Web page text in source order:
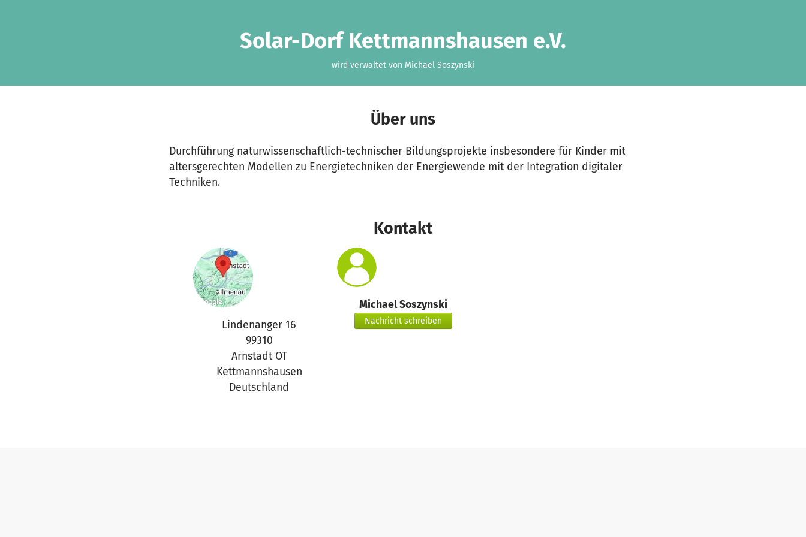
Solar-Dorf Kettmannshausen e.V.
wird verwaltet von Michael Soszynski
Über uns
Durchführung naturwissenschaftlich-technischer Bildungsprojekte insbesondere für Kinder mit
altersgerechten Modellen zu Energietechniken der Energiewende mit der Integration digitaler
Techniken.
Kontakt
Lindenanger 16
99310
Arnstadt OT
Kettmannshausen
Deutschland
Michael Soszynski
Nachricht schreiben